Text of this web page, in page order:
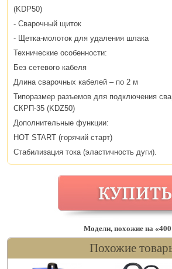
(KDP50)
- Сварочный щиток
- Щетка-молоток для удаления шлака
Технические особенности:
Без сетевого кабеля
Длина сварочных кабелей – по 2 м
Типоразмер разъемов для подключения
СКРП-35 (KDZ50)
Дополнительные функции:
HOT START (горячий старт)
Стабилизация тока (эластичность дуги).
Модели, похожие на
Похожие